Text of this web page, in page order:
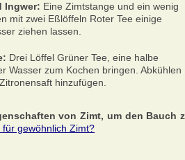
Ingwer: Eine Zimtstange und ein wenig
mit zwei Eßlöffeln Roter Tee einige
ziehen lassen.
Drei Löffel Grüner Tee, eine halbe
Wasser zum Kochen bringen. Abkühlen
hinzufügen.
von Zimt, um den Bauch
für gewöhnlich Zimt?